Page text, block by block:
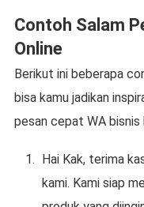
Contoh Salam
Online
Berikut ini beberapa
bisa kamu jadikan
pesan cepat WA bisnis
Hai Kak, terima
kami. Kami siap